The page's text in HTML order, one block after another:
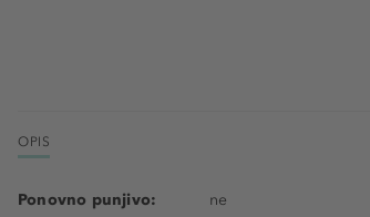
OPIS
Ponovno punjivo:
ne